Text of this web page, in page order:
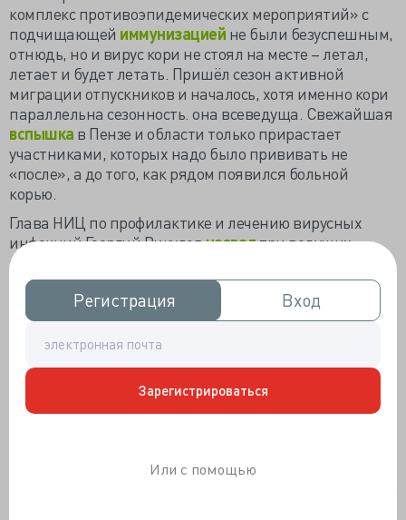
Регистрация
Регистрация Вход
Вход
Зарегистрироваться
Или с помощью
комплекс противоэпидемических мероприятий» с
подчищающей иммунизацией не были безуспешным,
отнюдь, но и вирус кори не стоял на месте – летал,
летает и будет летать. Пришёл сезон активной
миграции отпускников и началось, хотя именно кори
параллельна сезонность. она всеведуща. Свежайшая
вспышка в Пензе и области только прирастает
участниками, которых надо было прививать не
«после», а до того, как рядом появился больной
корью.
Глава НИЦ по профилактике и лечению вирусных
инфекций Георгий Викуловназвалтри ведущих
причины циркуляции кори: «общий
антивакцинальный настрой граждан», отложенная
на фоне пандемии вакцинация и иммунодефицит
после COVID-19. «Многие родители отдают
предпочтение импортным вакцинам и отказываются
вакцин перестала поставляться в Россию <…> Плюс
многие импортные вакцины легче переносятся,
пятикратного повышения заболеваемости